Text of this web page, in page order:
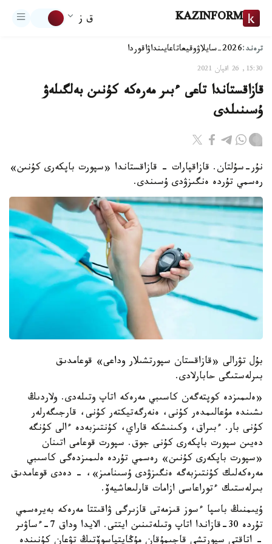
KAZINFORM ق ز
ترەند:2026-سايلاۋ وقيعاتاعايىنداۋاقوردا
15:30, 26 اقپان 2021
قازاقستاندا تاعى ءبىر مەرەكە كۇنىن بەلگىلەۋ
ۇسىنىلدى
نۇر-سۇلتان. قازاقپارات - قازاقستاندا «سپورت باپكەرى كۇنىن»
رەسمي تۇردە ەنگىزۋدى ۇسىندى.
بۇل تۋرالى «قازاقستان سپورتشىلار وداعى» قوعامدىق
بىرلەستىگى حابارلادى.
«ەلىمىزدە كوپتەگەن كاسىبي مەرەكە اتاپ وتىلەدى. ولاردىڭ
ىشىندە مۇعالىمدەر كۇنى، ەنەرگەتيكتەر كۇنى، قارجىگەرلەر
كۇنى بار. ءبىراق، وكىنىشكە قاراي، كۇنتىزبەدە ءالى كۇنگە
دەيىن سپورت باپكەرى كۇنى جوق. سپورت قوعامى اتىنان
«سپورت باپكەرى كۇنىن» رەسمي تۇردە ەلىمىزدەگى كاسىبي
مەرەكەلىك كۇنتىزبەگە ەنگىزۋدى ۇسىنامىز»، - دەدى قوعامدىق
بىرلەستىك ءتوراعاسى ازامات قارلىعاشيەۆ.
ۇيىمنىڭ باسپا ءسوز قىزمەتى قازىرگى ۋاقىتتا مەرەكە بەيرەسمي
تۇردە 30-قازاندا اتاپ وتىلەتىنىن ايتتى. الايدا وداق 7-ءساۋىر